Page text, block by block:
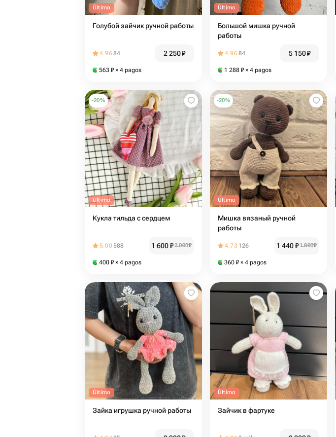
Último
Голубой зайчик ручной работы
4.9684 2 250₽
563 ₽ × 4 pagos
Último
Большой мишка ручной
работы
4.9684 5 150₽
1 288 ₽ × 4 pagos
-20%
Último
Кукла тильда с сердцем
5.00588 1 600₽2 000₽
400 ₽ × 4 pagos
-20%
Último
Мишка вязаный ручной
работы
4.73 126 1 440₽1 800₽
360 ₽ × 4 pagos
Último
Зайка игрушка ручной работы
Último
Зайчик в фартуке